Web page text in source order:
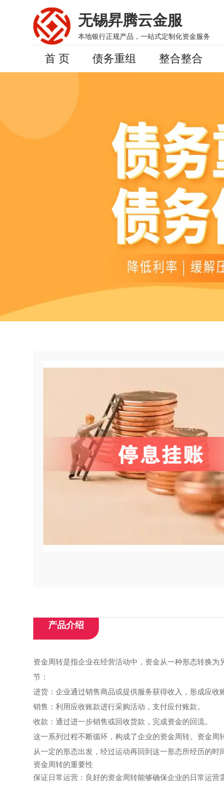
无锡昇腾云金服
本地银行正规产品，一站式定制化资金服务
首 页 债务重组 整合整合
产品介绍
资金周转‌是指企业在经营活动中，资金从一种形态转换
节：
进货‌：企业通过销售商品或提供服务获得收入，形成应收
‌销售‌：利用应收账款进行采购活动，支付应付账款。
‌收款‌：通过进一步销售或回收货款，完成资金的回流‌。
这一系列过程不断循环，构成了企业的资金周转。资金
从一定的形态出发，经过运动再回到这一形态所经历的时
资金周转的重要性
保证日常运营‌：良好的资金周转能够确保企业的日常运营